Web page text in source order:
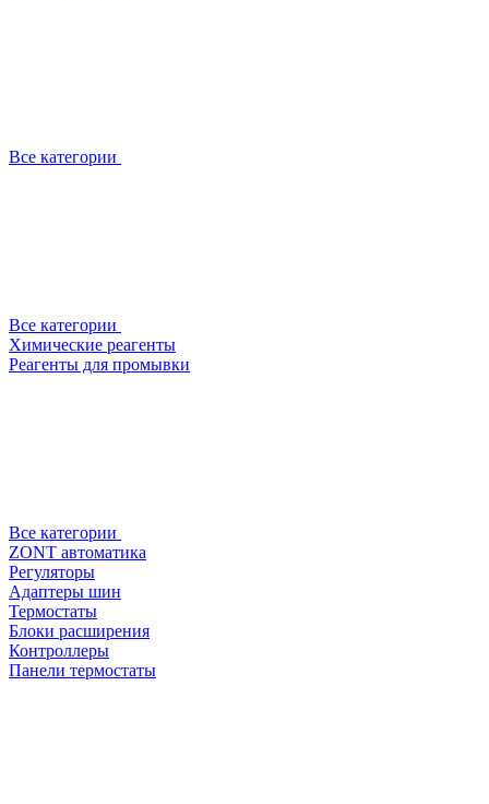
Все категории
Все категории
Химические реагенты
Реагенты для промывки
Все категории
ZONT автоматика
Регуляторы
Адаптеры шин
Термостаты
Блоки расширения
Контроллеры
Панели термостаты